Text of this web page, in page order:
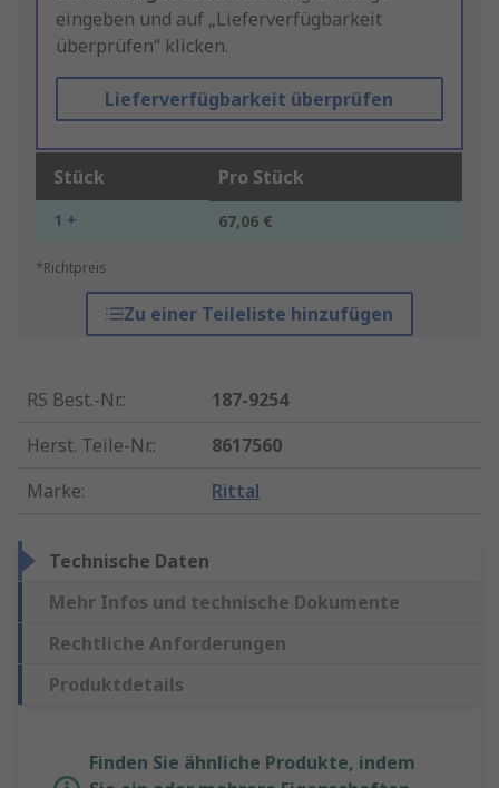
eingeben und auf „Lieferverfügbarkeit
überprüfen“ klicken.
Lieferverfügbarkeit überprüfen
Stück Pro Stück
1 + 67,06 €
*Richtpreis
Zu einer Teileliste hinzufügen
RS Best.-Nr.:
187-9254
Herst. Teile-Nr.:
8617560
Marke: Rittal
Technische Daten
Mehr Infos und technische Dokumente
Rechtliche Anforderungen
Produktdetails
Finden Sie ähnliche Produkte, indem